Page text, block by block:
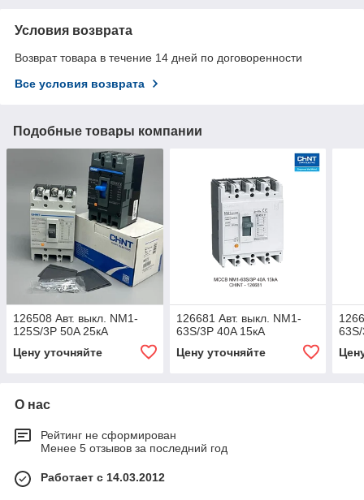
Условия возврата
Возврат товара в течение 14 дней по договоренности
Все условия возврата
Подобные товары компании
126508 Авт. выкл. NM1-
125S/3Р 50A 25кА
Цену уточняйте
126681 Авт. выкл. NM1-
63S/3Р 40A 15кА
Цену уточняйте
О нас
Рейтинг не сформирован
Менее 5 отзывов за последний год
Работает с 14.03.2012